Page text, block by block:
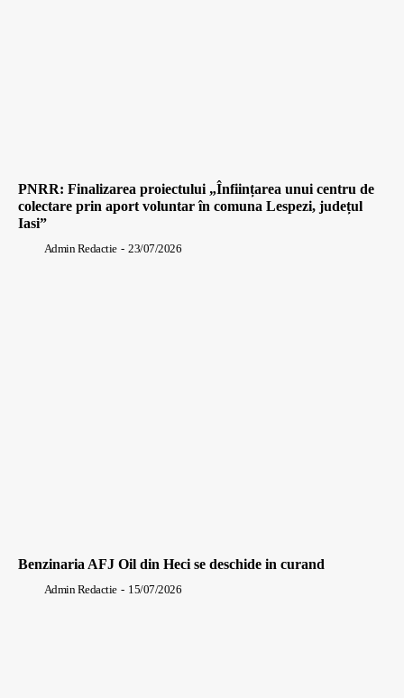
PNRR: Finalizarea proiectului „Înființarea unui centru de
colectare prin aport voluntar în comuna Lespezi, județul
Iasi”
Admin Redactie - 23/07/2026
Benzinaria AFJ Oil din Heci se deschide in curand
Admin Redactie - 15/07/2026